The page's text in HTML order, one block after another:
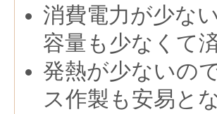
消費電力が少な
容量も少なくて
発熱が少ないの
ス作製も安易と